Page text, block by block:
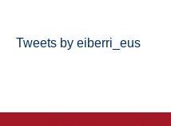
Tweets by eiberri_eus